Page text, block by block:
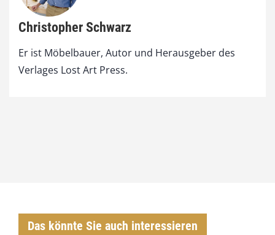
Christopher Schwarz
Er ist Möbelbauer, Autor und Herausgeber des
Verlages Lost Art Press.
Das könnte Sie auch interessieren